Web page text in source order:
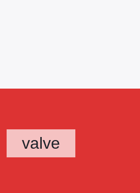
valve